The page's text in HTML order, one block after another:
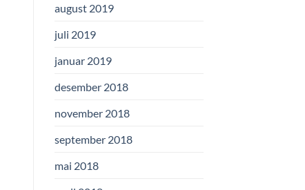
august 2019
juli 2019
januar 2019
desember 2018
november 2018
september 2018
mai 2018